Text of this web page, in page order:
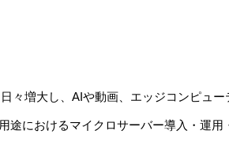
々増大し、AIや動画、エッジコンピュー
におけるマイクロサーバー導入・運用